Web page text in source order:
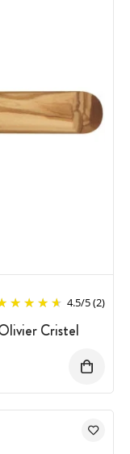
4.5/5(2)
Cristel